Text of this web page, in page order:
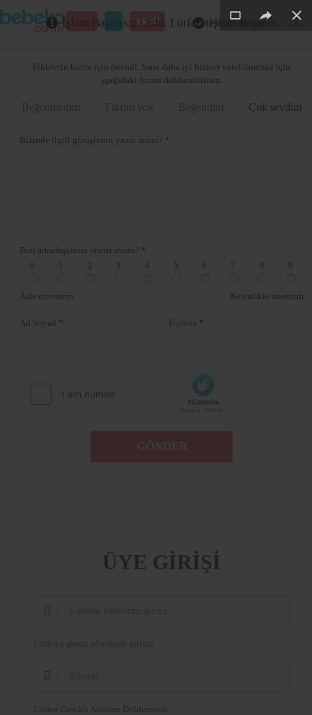
MENÜ
GİRİŞ
Fikirlerin bizim için önemli. Sana daha iyi hizmet verebilmemiz için
aşağıdaki formu doldurabilirsin.
Beğenmedim Fikrim yok Beğendim Çok sevdim
Bizimle ilgili görüşlerini yazar mısın? *
Bizi arkadaşlarına önerir misin? *
0
1 2 3 4 5 6 7 8 9
Asla önermem Kesinlikle öneririm
Ad Soyad * E-posta *
×
ÜYE GİRİŞİ
Lütfen e-posta adresinizi giriniz
Lütfen Gerekli Alanları Doldurunuz.
×
×
×
İşlem Başarılı ×
İşlem Başarısız Oldu. Lütfen tekrar deneyin ×